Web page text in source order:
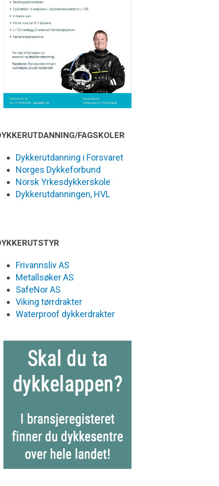
FAGSKOLER
Dykkerutdanning i Forsvaret
Norges Dykkeforbund
Norsk Yrkesdykkerskole
Dykkerutdanningen, HVL
Frivannsliv AS
Metallsøker AS
SafeNor AS
Viking tørrdrakter
Waterproof dykkerdrakter